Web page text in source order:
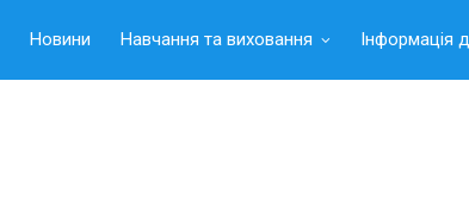
Новини Навчання та виховання Інформація